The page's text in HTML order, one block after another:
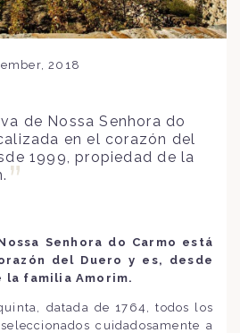
2018
de Nossa Senhora do
en el corazón del
1999, propiedad de la
Senhora do Carmo está
del Duero y es, desde
la familia Amorim.
datada de 1764, todos los
cuidadosamente a